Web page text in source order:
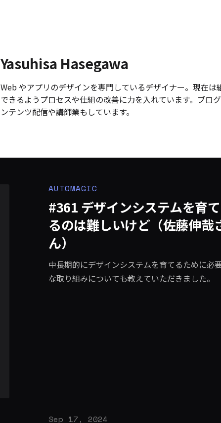
Yasuhisa Hasegawa
Web やアプリのデザインを専門しているデザイナー。現在は
できるようプロセスや仕組の改善に力を入れています。ブロ
ンテンツ配信や講師業もしています。
AUTOMAGIC
#361 デザインシステムを育て
るのは難しいけど（佐藤伸哉
ん）
中長期的にデザインシステムを育てるために必
な取り組みについても教えていただきました。
Sep 17, 2024